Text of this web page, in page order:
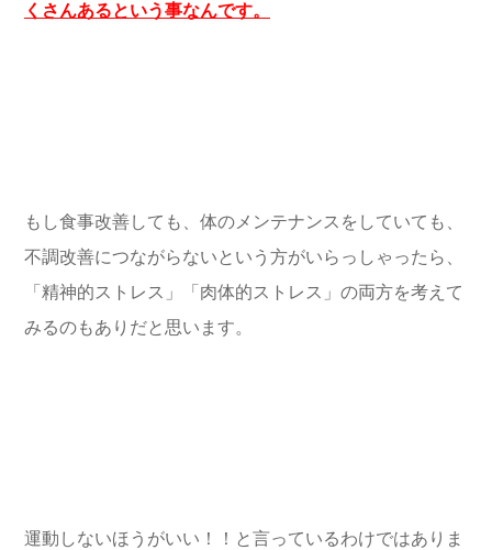
くさんあるという事なんです。
もし食事改善しても、体のメンテナンスをしていても、
不調改善につながらないという方がいらっしゃったら、
「精神的ストレス」「肉体的ストレス」の両方を考えて
みるのもありだと思います。
運動しないほうがいい！！と言っているわけではありま